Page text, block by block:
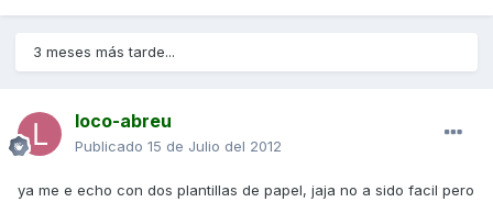
3 meses más tarde...
loco-abreu
Publicado 15 de Julio del 2012
ya me e echo con dos plantillas de papel, jaja no a sido facil pero